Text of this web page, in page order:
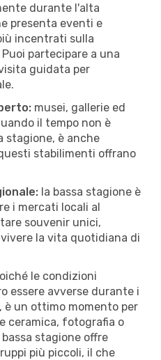
durante l'alta
presenta eventi e
incentrati sulla
partecipare a una
guidata per
musei, gallerie ed
il tempo non è
stagione, è anche
stabilimenti offrano
la bassa stagione è
i mercati locali al
souvenir unici,
la vita quotidiana di
le condizioni
essere avverse durante i
è un ottimo momento per
ceramica, fotografia o
stagione offre
più piccoli, il che